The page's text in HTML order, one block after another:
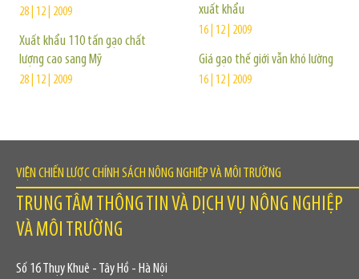
28 | 12 | 2009
Xuất khẩu 110 tấn gạo chất
lượng cao sang Mỹ
28 | 12 | 2009
xuất khẩu
16 | 12 | 2009
Giá gạo thế giới vẫn khó lường
16 | 12 | 2009
VIỆN CHIẾN LƯỢC CHÍNH SÁCH NÔNG NGHIỆP VÀ MÔI TRƯỜNG
TRUNG TÂM THÔNG TIN VÀ DỊCH VỤ NÔNG NGHIỆP
VÀ MÔI TRƯỜNG
Số 16 Thụy Khuê - Tây Hồ - Hà Nội